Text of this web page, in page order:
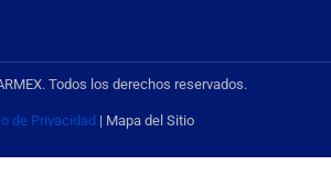
Todos los derechos reservados.
de Privacidad | Mapa del Sitio